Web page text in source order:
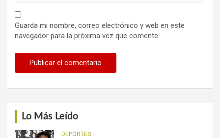
Guarda mi nombre, correo electrónico y web en este
navegador para la próxima vez que comente.
Lo Más Leído
DEPORTES